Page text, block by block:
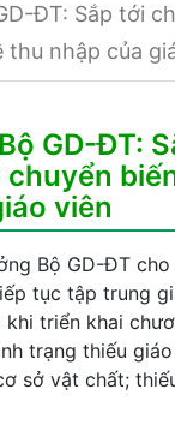
ĐT: Sắp tới
thu nhập của
GD-ĐT:
chuyển
viên
Bộ GD-ĐT
tục tập trung
triển khai
trạng thiếu
sở vật chất;